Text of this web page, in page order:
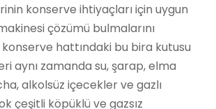
konserve ihtiyaçları için uygun
çözümü bulmalarını
konserve hattındaki bu bira kutusu
aynı zamanda su, şarap, elma
alkolsüz içecekler ve gazlı
çeşitli köpüklü ve gazsız